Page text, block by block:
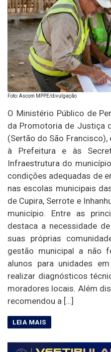
Foto: Ascom MPPE/divulgação
O Ministério Público de
da Promotoria de Justiça
(Sertão do São
à Prefeitura e às
Infraestrutura do
condições adequadas de
nas escolas municipais
de Cupira, Serrote e
município. Entre as
destaca a necessidade
suas próprias
gestão municipal a não
alunos para unidades
realizar diagnósticos
moradores locais. Além
recomendou a […]